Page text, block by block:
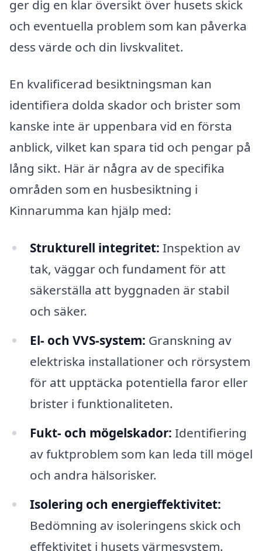
ger dig en klar översikt över husets skick
och eventuella problem som kan påverka
dess värde och din livskvalitet.
En kvalificerad besiktningsman kan
identifiera dolda skador och brister som
kanske inte är uppenbara vid en första
anblick, vilket kan spara tid och pengar på
lång sikt. Här är några av de specifika
områden som en husbesiktning i
Kinnarumma kan hjälp med:
Strukturell integritet: Inspektion av
tak, väggar och fundament för att
säkerställa att byggnaden är stabil
och säker.
El- och VVS-system: Granskning av
elektriska installationer och rörsystem
för att upptäcka potentiella faror eller
brister i funktionaliteten.
Fukt- och mögelskador: Identifiering
av fuktproblem som kan leda till mögel
och andra hälsorisker.
Isolering och energieffektivitet:
Bedömning av isoleringens skick och
effektivitet i husets värmesystem.